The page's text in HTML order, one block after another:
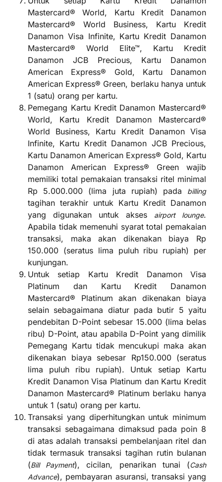
Mastercard® World, Kartu Kredit Danamon
Mastercard® World Business, Kartu Kredit
Danamon Visa Infinite, Kartu Kredit Danamon
Mastercard® World Elite™, Kartu Kredit
Danamon JCB Precious, Kartu Danamon
American Express® Gold, Kartu Danamon
American Express® Green, berlaku hanya untuk
1 (satu) orang per kartu.
Pemegang Kartu Kredit Danamon Mastercard®
World, Kartu Kredit Danamon Mastercard®
World Business, Kartu Kredit Danamon Visa
Infinite, Kartu Kredit Danamon JCB Precious,
Kartu Danamon American Express® Gold, Kartu
Danamon American Express® Green wajib
memiliki total pemakaian transaksi ritel minimal
Rp 5.000.000 (lima juta rupiah) pada
billing
tagihan terakhir untuk Kartu Kredit Danamon
yang digunakan untuk akses
airport lounge.
Apabila tidak memenuhi syarat total pemakaian
transaksi, maka akan dikenakan biaya Rp
150.000 (seratus lima puluh ribu rupiah) per
kunjungan.
Untuk setiap Kartu Kredit Danamon Visa
Platinum dan Kartu Kredit Danamon
Mastercard® Platinum akan dikenakan biaya
selain sebagaimana diatur pada butir 5 yaitu
pendebitan D-Point sebesar 15.000 (lima belas
ribu) D-Point, atau apabila D-Point yang dimilik
Pemegang Kartu tidak mencukupi maka akan
dikenakan biaya sebesar Rp150.000 (seratus
lima puluh ribu rupiah). Untuk setiap Kartu
Kredit Danamon Visa Platinum dan Kartu Kredit
Danamon Mastercard® Platinum berlaku hanya
untuk 1 (satu) orang per kartu.
Transaksi yang diperhitungkan untuk minimum
transaksi sebagaimana dimaksud pada poin 8
di atas adalah transaksi pembelanjaan ritel dan
tidak termasuk transaksi tagihan rutin bulanan
(Bill Payment), cicilan, penarikan tunai (Cash
Advance), pembayaran asuransi, transaksi yang